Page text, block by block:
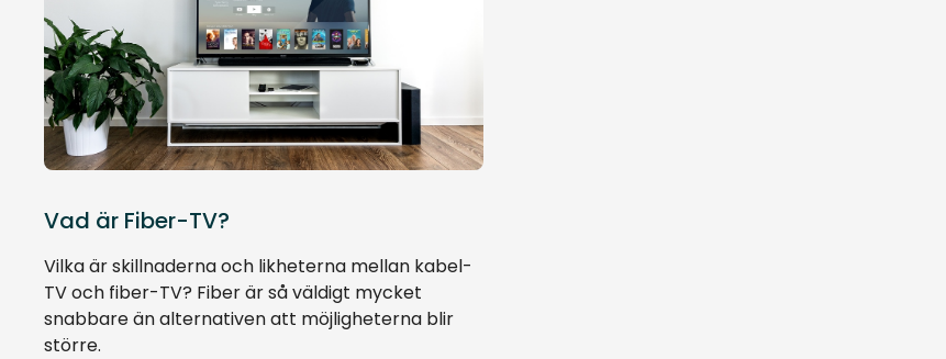
Vad är Fiber-TV?
Vilka är skillnaderna och likheterna mellan kabel-
TV och fiber-TV? Fiber är så väldigt mycket
snabbare än alternativen att möjligheterna blir
större.